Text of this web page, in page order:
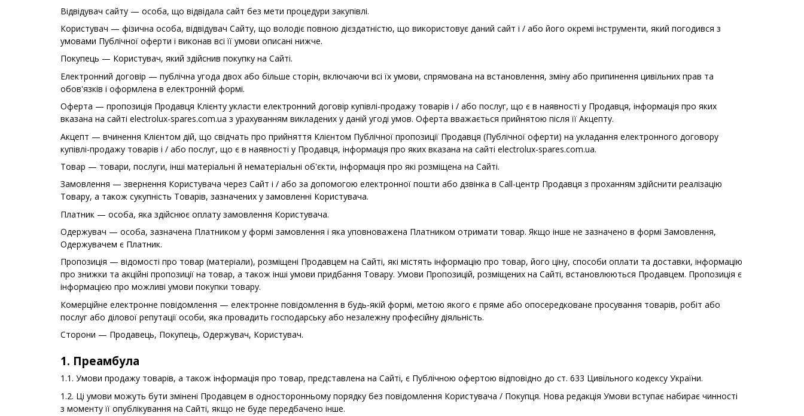
Відвідувач сайту — особа, що відвідала сайт без мети процедури закупівлі.
Користувач — фізична особа, відвідувач Сайту, що володіє повною дієздатністю, що використовує даний сайт і / або його окремі інструменти, який погодився з
умовами Публічної оферти і виконав всі її умови описані нижче.
Покупець — Користувач, який здійснив покупку на Сайті.
Електронний договір — публічна угода двох або більше сторін, включаючи всі їх умови, спрямована на встановлення, зміну або припинення цивільних прав та
обов'язків і оформлена в електронній формі.
Оферта — пропозиція Продавця Клієнту укласти електронний договір купівлі-продажу товарів і / або послуг, що є в наявності у Продавця, інформація про яких
вказана на сайті electrolux-spares.com.ua з урахуванням викладених у даній угоді умов. Оферта вважається прийнятою після її Акцепту.
Акцепт — вчинення Клієнтом дій, що свідчать про прийняття Клієнтом Публічної пропозиції Продавця (Публічної оферти) на укладання електронного договору
купівлі-продажу товарів і / або послуг, що є в наявності у Продавця, інформація про яких вказана на сайті electrolux-spares.com.ua.
Товар — товари, послуги, інші матеріальні й нематеріальні об'єкти, інформація про які розміщена на Сайті.
Замовлення — звернення Користувача через Сайт і / або за допомогою електронної пошти або дзвінка в Call-центр Продавця з проханням здійснити реалізацію
Товару, а також сукупність Товарів, зазначених у замовленні Користувача.
Платник — особа, яка здійснює оплату замовлення Користувача.
Одержувач — особа, зазначена Платником у формі замовлення і яка уповноважена Платником отримати товар. Якщо інше не зазначено в формі Замовлення,
Одержувачем є Платник.
Пропозиція — відомості про товар (матеріали), розміщені Продавцем на Сайті, які містять інформацію про товар, його ціну, способи оплати та доставки, інформацію
про знижки та акційні пропозиції на товар, а також інші умови придбання Товару. Умови Пропозицій, розміщених на Сайті, встановлюються Продавцем. Пропозиція є
інформацією про можливі умови покупки товару.
Комерційне електронне повідомлення — електронне повідомлення в будь-якій формі, метою якого є пряме або опосередковане просування товарів, робіт або
послуг або ділової репутації особи, яка провадить господарську або незалежну професійну діяльність.
Сторони — Продавець, Покупець, Одержувач, Користувач.
1. Преамбула
1.1. Умови продажу товарів, а також інформація про товар, представлена на Сайті, є Публічною офертою відповідно до ст. 633 Цивільного кодексу України.
1.2. Ці умови можуть бути змінені Продавцем в односторонньому порядку без повідомлення Користувача / Покупця. Нова редакція Умови вступає набирає чинності
з моменту її опублікування на Сайті, якщо не буде передбачено інше.